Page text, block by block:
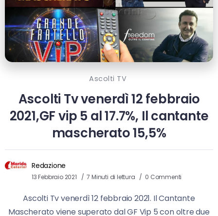
Ascolti TV
Ascolti Tv venerdì 12 febbraio
2021,GF vip 5 al 17.7%, Il cantante
mascherato 15,5%
Redazione
13 Febbraio 2021 7 Minuti di lettura 0 Commenti
Ascolti Tv venerdì 12 febbraio 2021. Il Cantante
Mascherato viene superato dal GF Vip 5 con oltre due